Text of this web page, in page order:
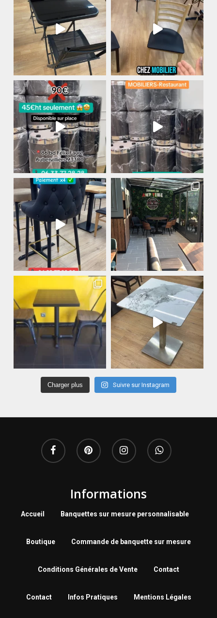
Charger plus Suivre sur Instagram
Informations
Accueil Banquettes sur mesure personnalisable
Boutique Commande de banquette sur mesure
Conditions Générales de Vente Contact
Contact Infos Pratiques Mentions Légales